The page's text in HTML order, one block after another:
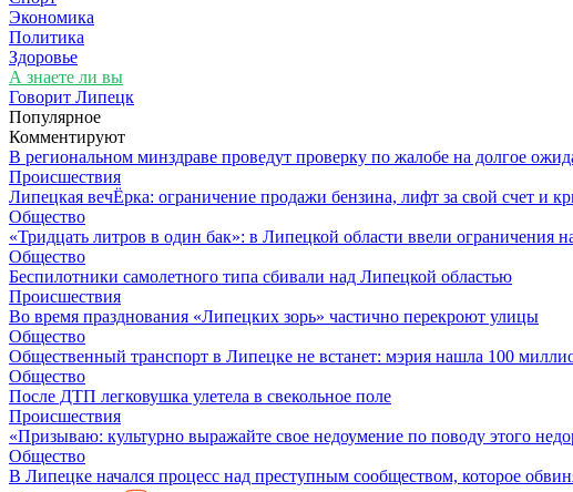
Экономика
Политика
Здоровье
А знаете ли вы
Говорит Липецк
Популярное
Комментируют
В региональном минздраве проведут проверку по жалобе на долгое
Происшествия
Липецкая вечЁрка: ограничение продажи бензина, лифт за свой счет и
Общество
«Тридцать литров в один бак»: в Липецкой области ввели ограничения
Общество
Беспилотники самолетного типа сбивали над Липецкой областью
Происшествия
Во время празднования «Липецких зорь» частично перекроют улицы
Общество
Общественный транспорт в Липецке не встанет: мэрия нашла 100
Общество
После ДТП легковушка улетела в свекольное поле
Происшествия
«Призываю: культурно выражайте свое недоумение по поводу этого
Общество
В Липецке начался процесс над преступным сообществом, которое